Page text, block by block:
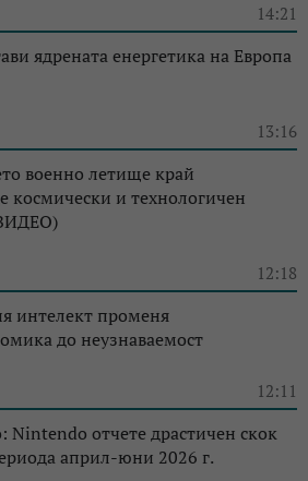
14:21
ядрената енергетика на Европа
13:16
военно летище край
космически и технологичен
12:18
интелект променя
до неузнаваемост
12:11
Nintendo отчете драстичен скок
април-юни 2026 г.